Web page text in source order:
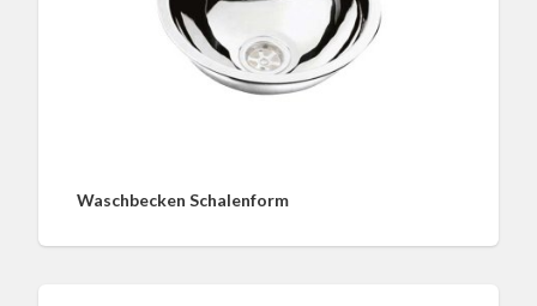
Waschbecken Schalenform